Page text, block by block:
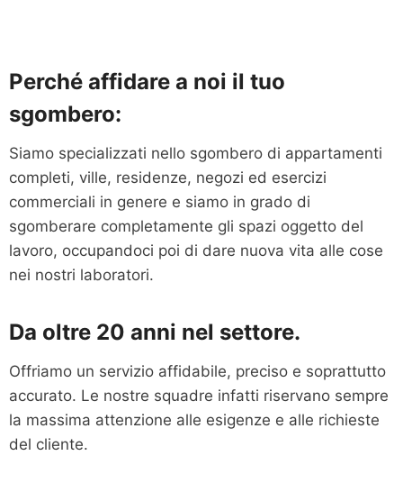
Perché affidare a noi il tuo
sgombero:
Siamo specializzati nello sgombero di appartamenti
completi, ville, residenze, negozi ed esercizi
commerciali in genere e siamo in grado di
sgomberare completamente gli spazi oggetto del
lavoro, occupandoci poi di dare nuova vita alle cose
nei nostri laboratori.
Da oltre 20 anni nel settore.
Offriamo un servizio affidabile, preciso e soprattutto
accurato. Le nostre squadre infatti riservano sempre
la massima attenzione alle esigenze e alle richieste
del cliente.